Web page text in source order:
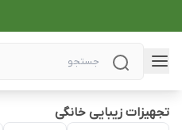
تجهیزات زیبایی خانگی